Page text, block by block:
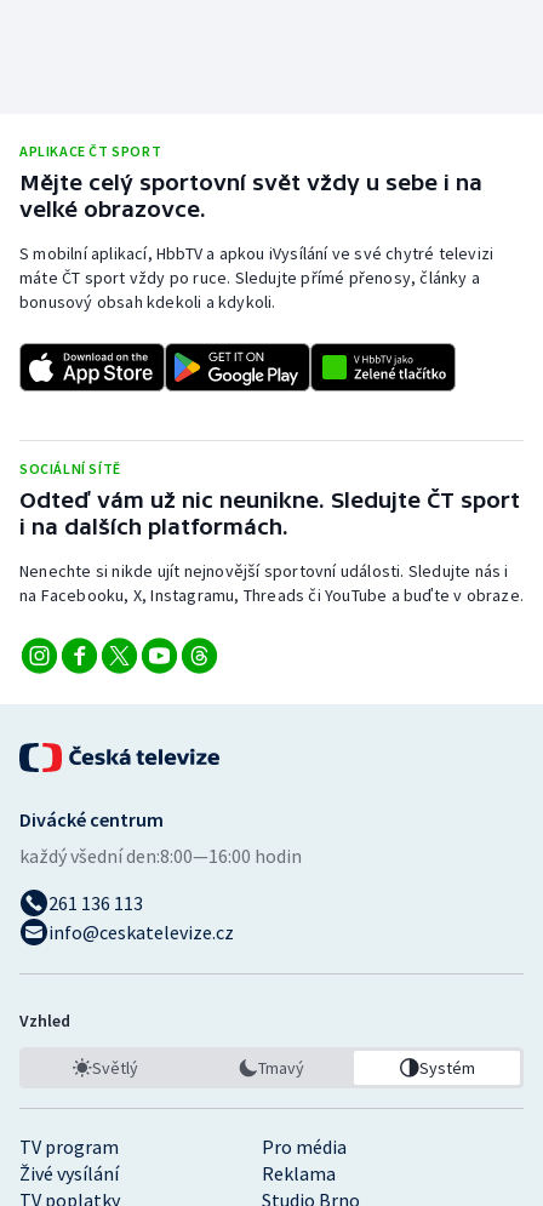
APLIKACE ČT SPORT
Mějte celý sportovní svět vždy u sebe i na
velké obrazovce.
S mobilní aplikací, HbbTV a apkou iVysílání ve své chytré televizi
máte ČT sport vždy po ruce. Sledujte přímé přenosy, články a
bonusový obsah kdekoli a kdykoli.
SOCIÁLNÍ SÍTĚ
Odteď vám už nic neunikne. Sledujte ČT sport
i na dalších platformách.
Nenechte si nikde ujít nejnovější sportovní události. Sledujte nás i
na Facebooku, X, Instagramu, Threads či YouTube a buďte v obraze.
TV program
Pro média
Živé vysílání
Reklama
TV poplatky
Studio Brno
Divácké centrum
každý všední den:8:00—16:00 hodin
261 136 113
info@ceskatelevize.cz
Vzhled
Světlý Tmavý Systém